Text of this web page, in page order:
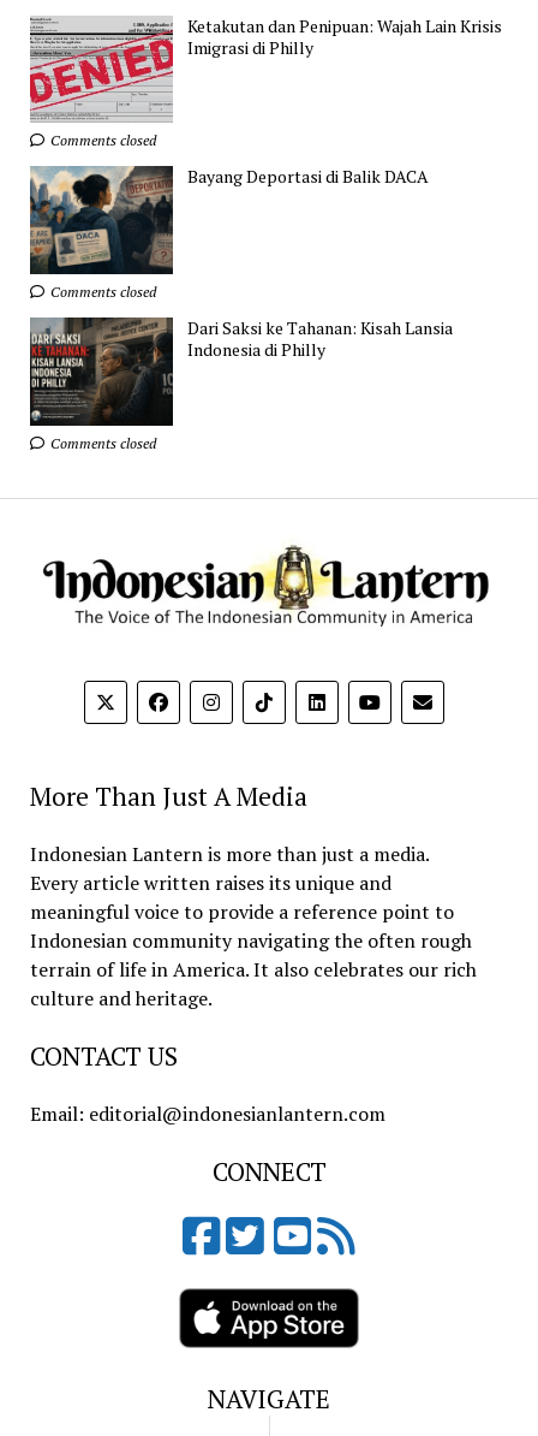
Ketakutan dan Penipuan: Wajah Lain Krisis
Imigrasi di Philly
Comments closed
Bayang Deportasi di Balik DACA
Comments closed
Dari Saksi ke Tahanan: Kisah Lansia
Indonesia di Philly
Comments closed
More Than Just A Media
Indonesian Lantern is more than just a media.
Every article written raises its unique and
meaningful voice to provide a reference point to
Indonesian community navigating the often rough
terrain of life in America. It also celebrates our rich
culture and heritage.
CONTACT US
Email: editorial@indonesianlantern.com
CONNECT
NAVIGATE